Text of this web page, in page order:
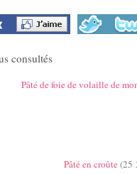
consultés
Pâté de foie de volaille de
Pâté en croûte(25